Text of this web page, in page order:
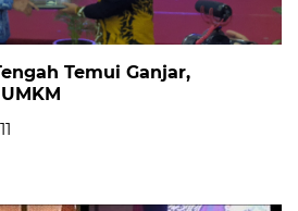
Temui Ganjar,